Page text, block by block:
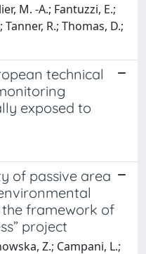
M. -A.; Fantuzzi, E.;
R.; Thomas, D.;
technical
exposed to
of passive area
framework of
project
Z.; Campani, L.;